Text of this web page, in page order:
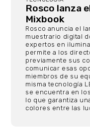
Rosco lanza
Mixbook
Rosco anuncia el
muestrario digital
expertos en
permite a los
previamente sus
comunicar esas
miembros de su
misma tecnología
se encuentra en
lo que garantiza
colores entre las